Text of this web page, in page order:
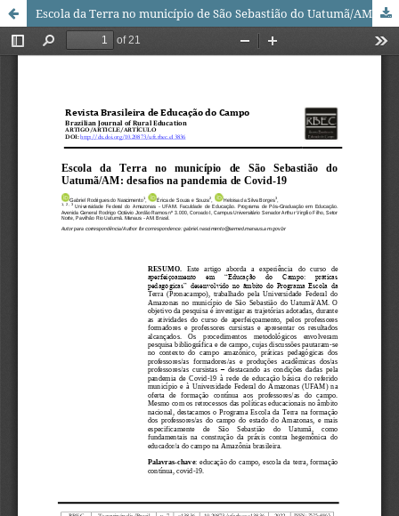
Escola da Terra no município de São Sebastião do Uatumã/AM: desafios na pandemia de Covid-19